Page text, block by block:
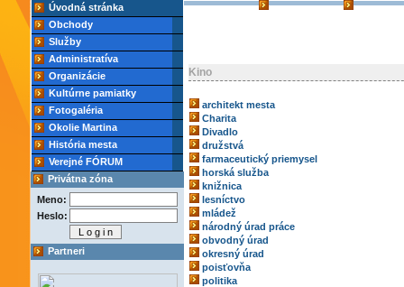
Úvodná stránka
Obchody
Služby
Administratíva
Organizácie
Kultúrne pamiatky
Fotogaléria
Okolie Martina
História mesta
Verejné FÓRUM
Privátna zóna
Meno:
Heslo:
Partneri
Kino
architekt mesta
Charita
Divadlo
družstvá
farmaceutický priemysel
horská služba
knižnica
lesníctvo
mládež
národný úrad práce
obvodný úrad
okresný úrad
poisťovňa
politika